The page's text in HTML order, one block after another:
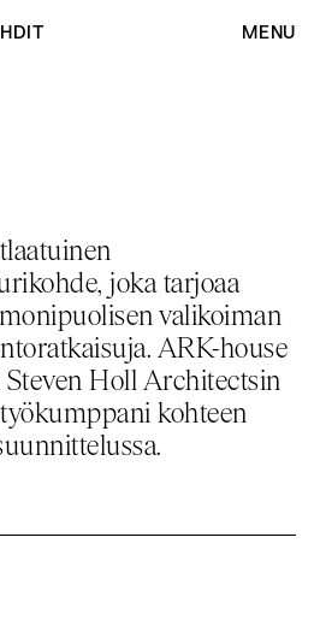
MENU
joka tarjoaa
valikoiman
ARK-house
Holl Architectsin
kohteen